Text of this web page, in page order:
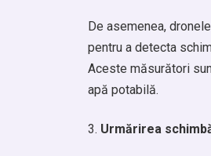
De asemenea,
pentru a detecta
Aceste măsurători
apă potabilă.
Urmărirea